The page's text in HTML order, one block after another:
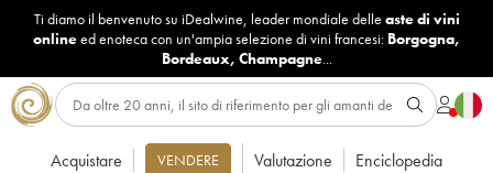
Ti diamo il benvenuto su iDealwine, leader mondiale delle aste di vini
onlineed enoteca con un'ampia selezione di vini francesi: Borgogna,
Bordeaux, Champagne...
Acquistare VENDERE Valutazione Enciclopedia